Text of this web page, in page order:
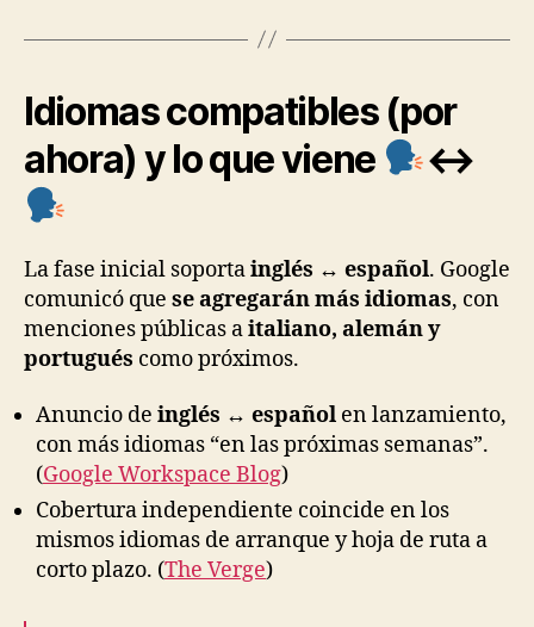
Idiomas compatibles (por
ahora) y lo que viene
↔️
La fase inicial soportainglés ↔ español. Google
comunicó que se agregarán más idiomas, con
menciones públicas aitaliano, alemán y
portugués como próximos.
Anuncio de inglés ↔ español en lanzamiento,
con más idiomas “en las próximas semanas”.
(Google Workspace Blog)
Cobertura independiente coincide en los
mismos idiomas de arranque y hoja de ruta a
corto plazo. (The Verge)